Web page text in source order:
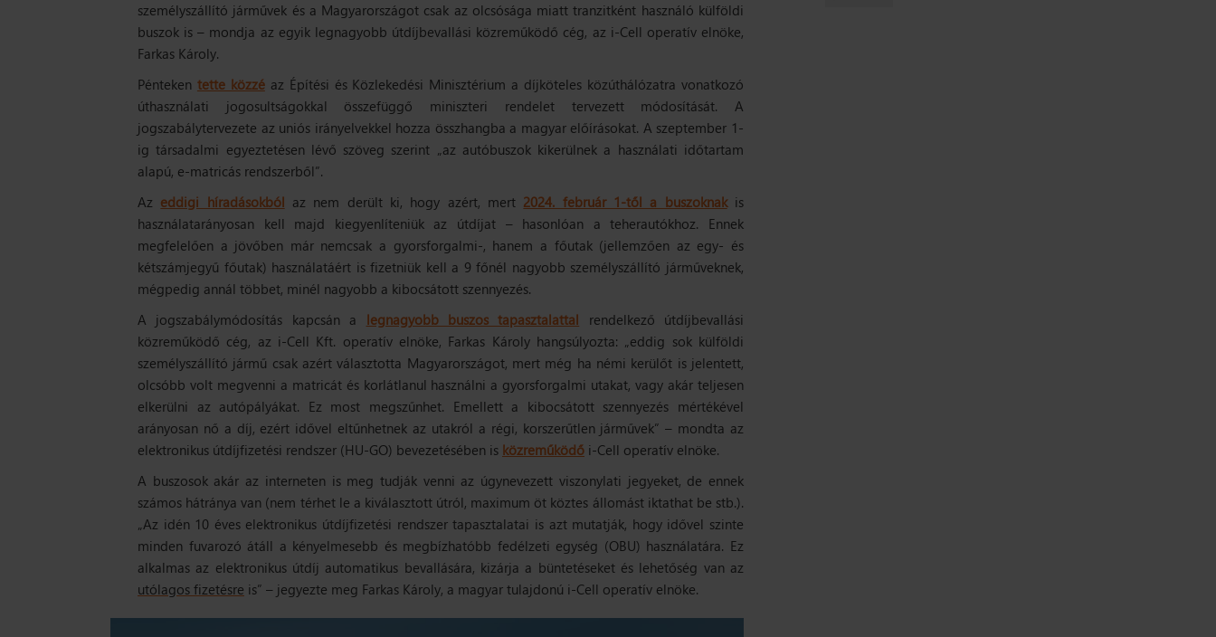
személyszállító járművek és a Magyarországot csak az olcsósága miatt tranzitként használó külföldi
buszok is – mondja az egyik legnagyobb útdíjbevallási közreműködő cég, az i-Cell operatív elnöke,
Farkas Károly.
Pénteken tette közzéaz Építési és Közlekedési Minisztérium a díjköteles közúthálózatra vonatkozó
úthasználati jogosultságokkal összefüggő miniszteri rendelet tervezett módosítását. A
jogszabálytervezete az uniós irányelvekkel hozza összhangba a magyar előírásokat. A szeptember 1-
ig társadalmi egyeztetésen lévő szöveg szerint „az autóbuszok kikerülnek a használati időtartam
alapú, e-matricás rendszerből”.
Az eddigi híradásokból az nem derült ki, hogy azért, mert 2024. február 1-től a buszoknakis
használatarányosan kell majd kiegyenlíteniük az útdíjat – hasonlóan a teherautókhoz. Ennek
megfelelően a jövőben már nemcsak a gyorsforgalmi-, hanem a főutak (jellemzően az egy- és
kétszámjegyű főutak) használatáért is fizetniük kell a 9 főnél nagyobb személyszállító járműveknek,
mégpedig annál többet, minél nagyobb a kibocsátott szennyezés.
A jogszabálymódosítás kapcsán a legnagyobb buszos tapasztalattal rendelkező útdíjbevallási
közreműködő cég, az i-Cell Kft. operatív elnöke, Farkas Károly hangsúlyozta: „eddig sok külföldi
személyszállító jármű csak azért választotta Magyarországot, mert még ha némi kerülőt is jelentett,
olcsóbb volt megvenni a matricát és korlátlanul használni a gyorsforgalmi utakat, vagy akár teljesen
elkerülni az autópályákat. Ez most megszűnhet. Emellett a kibocsátott szennyezés mértékével
arányosan nő a díj, ezért idővel eltűnhetnek az utakról a régi, korszerűtlen járművek” – mondta az
elektronikus útdíjfizetési rendszer (HU-GO) bevezetésében is közreműködő i-Cell operatív elnöke.
A buszosok akár az interneten is meg tudják venni az úgynevezett viszonylati jegyeket, de ennek
számos hátránya van (nem térhet le a kiválasztott útról, maximum öt köztes állomást iktathat be stb.).
„Az idén 10 éves elektronikus útdíjfizetési rendszer tapasztalatai is azt mutatják, hogy idővel szinte
minden fuvarozó átáll a kényelmesebb és megbízhatóbb fedélzeti egység (OBU) használatára. Ez
alkalmas az elektronikus útdíj automatikus bevallására, kizárja a büntetéseket és lehetőség van az
utólagos fizetésre is” – jegyezte meg Farkas Károly, a magyar tulajdonú i-Cell operatív elnöke.